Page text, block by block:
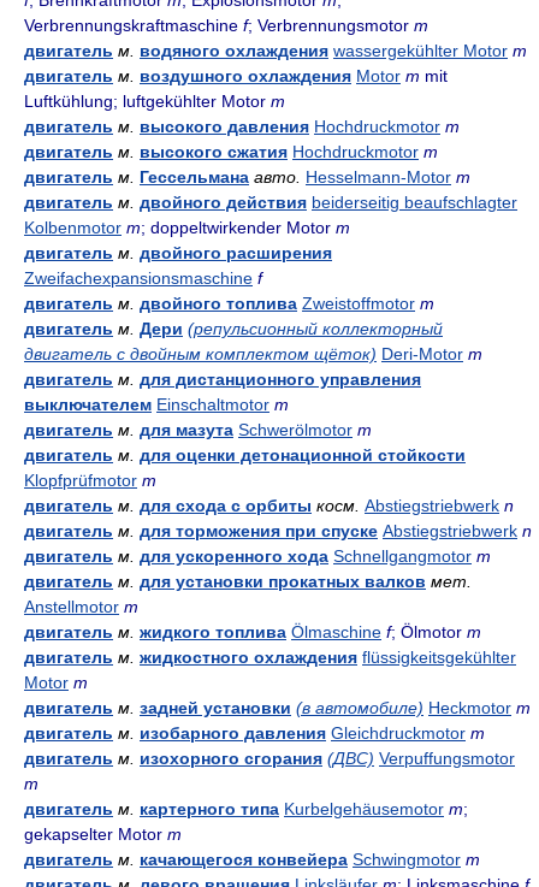
Verbrennungskraftmaschine f; Verbrennungsmotor m
двигатель м. водяного охлаждения wassergekühlter Motor m
двигатель м. воздушного охлаждения Motor m mit
Luftkühlung; luftgekühlter Motor m
двигатель м. высокого давления Hochdruckmotor m
двигатель м. высокого сжатия Hochdruckmotor m
двигатель м. Гессельмана авто. Hesselmann-Motor m
двигатель м. двойного действия beiderseitig beaufschlagter
Kolbenmotor m; doppeltwirkender Motor m
двигатель м. двойного расширения
Zweifachexpansionsmaschine f
двигатель м. двойного топлива Zweistoffmotor m
двигатель м. Дери (репульсионный коллекторный
двигатель с двойным комплектом щёток) Deri-Motor m
двигатель м. для дистанционного управления
выключателем Einschaltmotor m
двигатель м. для мазута Schwerölmotor m
двигатель м. для оценки детонационной стойкости
Klopfprüfmotor m
двигатель м. для схода с орбиты косм. Abstiegstriebwerk n
двигатель м. для торможения при спуске Abstiegstriebwerk n
двигатель м. для ускоренного хода Schnellgangmotor m
двигатель м. для установки прокатных валков мет.
Anstellmotor m
двигатель м. жидкого топлива Ölmaschine f; Ölmotor m
двигатель м. жидкостного охлаждения flüssigkeitsgekühlter
Motor m
двигатель м. задней установки (в автомобиле) Heckmotor m
двигатель м. изобарного давления Gleichdruckmotor m
двигатель м. изохорного сгорания (ДВС) Verpuffungsmotor
m
двигатель м. картерного типа Kurbelgehäusemotor m;
gekapselter Motor m
двигатель м. качающегося конвейера Schwingmotor m